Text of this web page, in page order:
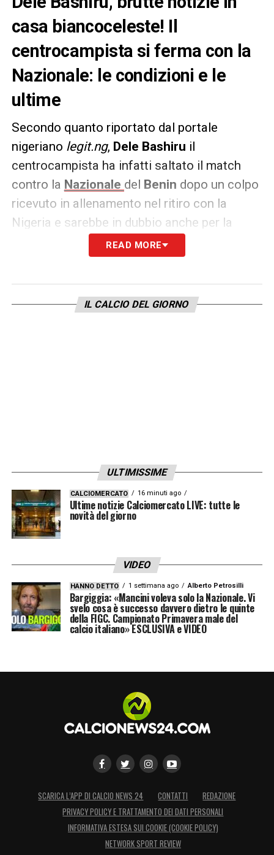
casa biancoceleste! Il
centrocampista si ferma con la
Nazionale: le condizioni e le
ultime
Secondo quanto riportato dal portale
nigeriano legit.ng, Dele Bashiru il
centrocampista ha infatti saltato il match
contro la Nazionale del Benin dopo un colpo
ricevuto in allenamento nel ritiro con la
Nigeria e sarebbe in dubbio anche per la
Rwanda.
sembrano preoccupare ed una volta che
READ MORE
IL CALCIO DEL GIORNO
ULTIMISSIME
CALCIOMERCATO 16 minuti ago
Ultime notizie Calciomercato LIVE: tutte le
novità del giorno
VIDEO
HANNO DETTO 1 settimana ago Alberto Petrosilli
Bargiggia: «Mancini voleva solo la Nazionale. Vi
svelo cosa è successo davvero dietro le quinte
della FIGC. Campionato Primavera male del
calcio italiano» ESCLUSIVA e VIDEO
SCARICA L’APP DI CALCIO NEWS 24 CONTATTI
REDAZIONE
PRIVACY POLICY E TRATTAMENTO DEI DATI PERSONALI
INFORMATIVA ESTESA SUI COOKIE (COOKIE POLICY)
NETWORK SPORT REVIEW